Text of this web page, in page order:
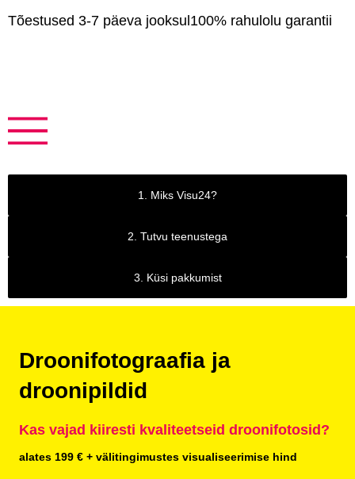
Tõestused 3-7 päeva jooksul 100% rahulolu garantii
1. Miks Visu24?
2. Tutvu teenustega
3. Küsi pakkumist
Droonifotograafia ja
droonipildid
Kas vajad kiiresti kvaliteetseid droonifotosid?
alates 199 € + välitingimustes visualiseerimise hind